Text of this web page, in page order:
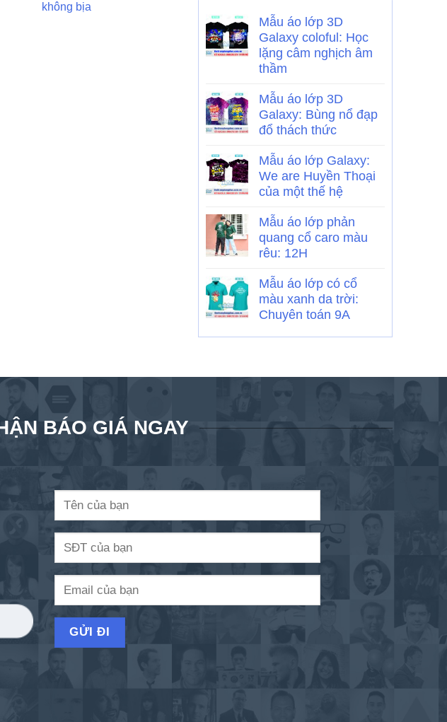
không bịa
Mẫu áo lớp 3D
Galaxy coloful: Học
lặng câm nghịch âm
thầm
Mẫu áo lớp 3D
Galaxy: Bùng nổ đạp
đổ thách thức
Mẫu áo lớp Galaxy:
We are Huyền Thoại
của một thế hệ
Mẫu áo lớp phản
quang cổ caro màu
rêu: 12H
Mẫu áo lớp có cổ
màu xanh da trời:
Chuyên toán 9A
BÁO GIÁ NGAY